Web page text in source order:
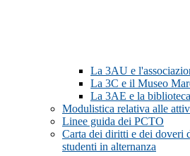
La 3AU e
La 3C e il Museo
La 3AE e la
Modulistica relativa alle
Linee guida dei PCTO
Carta dei diritti e dei doveri
studenti in alternanza